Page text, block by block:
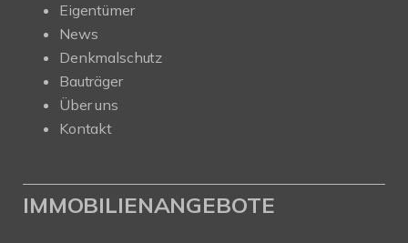
Eigentümer
News
Denkmalschutz
Bauträger
Über uns
Kontakt
IMMOBILIENANGEBOTE